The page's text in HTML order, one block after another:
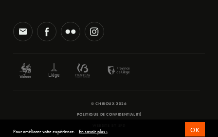
© CHIROUX 2026
POLITIQUE DE CONFIDENTIALITÉ
Pour améliorer votre expérience. En savoir plus › OK